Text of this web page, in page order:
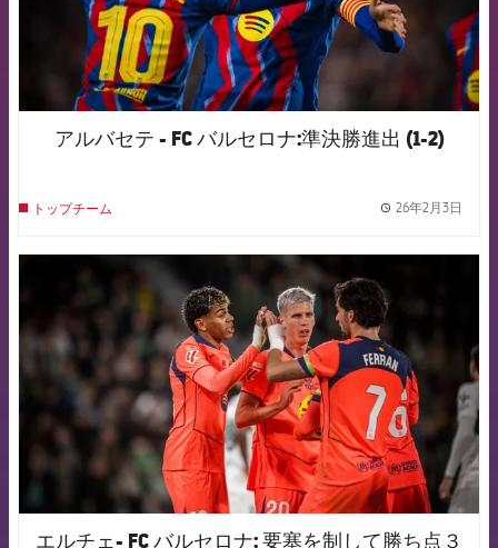
アルバセテ - FC バルセロナ:準決勝進出 (1-2)
トップチーム 26年2月3日
FCB Barcelona badge
エルチェ- FC バルセロナ: 要塞を制して勝ち点３